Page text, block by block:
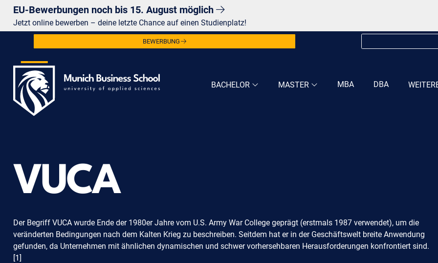
EU-Bewerbungen noch bis 15. August möglich
Jetzt online bewerben – deine letzte Chance auf einen Studienplatz!
BACHELOR MASTER MBA DBA
BEWERBUNG
VUCA
Der Begriff VUCA wurde Ende der 1980er Jahre vom U.S. Army War College geprägt (erstmals 1987 verwendet), um die
veränderten Bedingungen nach dem Kalten Krieg zu beschreiben. Seitdem hat er in der Geschäftswelt breite Anwendung
gefunden, da Unternehmen mit ähnlichen dynamischen und schwer vorhersehbaren Herausforderungen konfrontiert sind.
[1]